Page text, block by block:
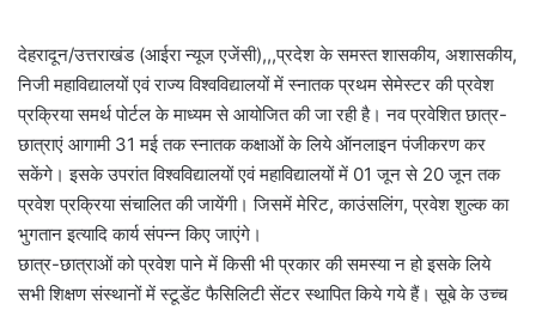
देहरादून/उत्तराखंड (आईरा न्यूज एजेंसी),,,प्रदेश के समस्त शासकीय, अशासकीय,
निजी महाविद्यालयों एवं राज्य विश्वविद्यालयों में स्नातक प्रथम सेमेस्टर की प्रवेश
प्रक्रिया समर्थ पोर्टल के माध्यम से आयोजित की जा रही है। नव प्रवेशित छात्र-
छात्राएं आगामी 31 मई तक स्नातक कक्षाओं के लिये ऑनलाइन पंजीकरण कर
सकेंगे। इसके उपरांत विश्वविद्यालयों एवं महाविद्यालयों में 01 जून से 20 जून तक
प्रवेश प्रक्रिया संचालित की जायेंगी। जिसमें मेरिट, काउंसलिंग, प्रवेश शुल्क का
भुगतान इत्यादि कार्य संपन्न किए जाएंगे।
छात्र-छात्राओं को प्रवेश पाने में किसी भी प्रकार की समस्या न हो इसके लिये
सभी शिक्षण संस्थानों में स्टूडेंट फैसिलिटी सेंटर स्थापित किये गये हैं। सूबे के उच्च